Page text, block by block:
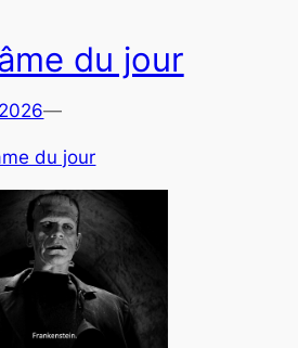
du jour
—
du jour